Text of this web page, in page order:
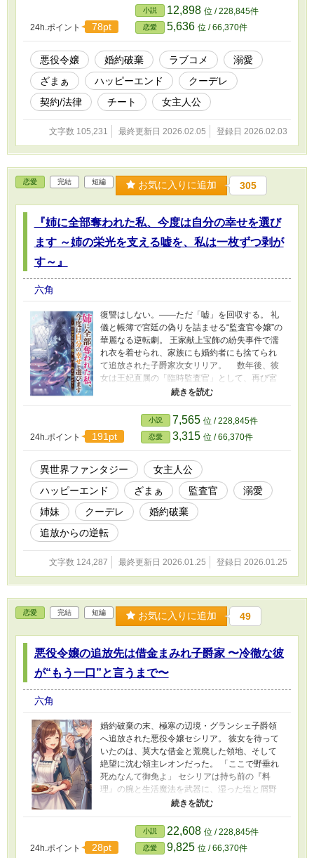
料請求へと切り替える彼女の前に現れたのは、
冷徹無比と恐れられる『氷の法務官』ヴァレリ
ウス。 彼はルシエルの規格外な明るさと強さに
興味を持ち（というか一目惚れし）、二人は
「契約」という名の最強タッグを組むことに。
神殿の不正、王太子の自爆、聖女候補の逆ギ
レ……次々と襲い来るトラブルを、ルシエルは
笑顔で、ヴァレリウスは法律と論理で叩き潰
す！ これは、自由になった元悪役令嬢が、不器
用なスパダリ法務官に溺愛されながら、契約と
法律で世界を救っちゃう、爽快ラブコメディ！
24h.ポイント 78pt
小説 12,898 位 / 228,845件
恋愛 5,636 位 / 66,370件
悪役令嬢 婚約破棄 ラブコメ
溺愛
ざまぁ
ハッピーエンド
クーデレ
契約/法律
チート 女主人公
文字数 105,231 最終更新日 2026.02.05 登録日 2026.02.03
恋愛 完結 短編 お気に入りに追加 305
『姉に全部奪われた私、今度は自分の幸せを選び
ます ～姉の栄光を支える嘘を、私は一枚ずつ剥が
す～』
六角
復讐はしない。——ただ「嘘」を回収する。 礼
儀と帳簿で宮廷の偽りを詰ませる“監査官令嬢”の
華麗なる逆転劇。 王家献上宝飾の紛失事件で濡
れ衣を着せられ、家族にも婚約者にも捨てられ
て追放された子爵家次女リリア。 数年後、彼
女は王妃直属の「臨時監査官」として、再び宮
廷の土を踏む。 そこで待っていたのは、「慈
女に心酔する愚かな貴族たち。しかし、姉の栄
光の裏には、横領、洗脳、そして国を揺るがす
「偽造魔石」の陰謀が隠されていた。 「復
讐？ いいえ、これは正当な監査です」 リリ
アは感情に流されず、帳簿と証拠、そして真実
を映す「プリズム」を武器に、姉が築き上げた
嘘の城を一枚ずつ剥がしていく。 孤立無援の
彼女を支えるのは、氷のように冷徹な宰相補佐
レオンハルトと、豪快な近衛騎士団長カミュ。
やがてリリアは、国中を巻き込んだ姉の洗脳
計画を打ち砕き、自分自身の幸せと、不器用な
宰相補佐からの溺愛を手に入れる——。
24h.ポイント 191pt
小説 7,565 位 / 228,845件
恋愛 3,315 位 / 66,370件
異世界ファンタジー
女主人公
ハッピーエンド
ざまぁ 監査官
溺愛
姉妹
クーデレ
婚約破棄
追放からの逆転
文字数 124,287 最終更新日 2026.01.25 登録日 2026.01.25
恋愛 完結 短編 お気に入りに追加 49
悪役令嬢の追放先は借金まみれ子爵家 〜冷徹な彼
が“もう一口”と言うまで〜
六角
婚約破棄の末、極寒の辺境・グランシェ子爵領
へ追放された悪役令嬢セシリア。 彼女を待って
いたのは、莫大な借金と荒廃した領地、そして
絶望に沈む領主レオンだった。 「ここで野垂れ
死ぬなんて御免よ」 セシリアは持ち前の『料
理』の腕と生活魔法を武器に、湿った塩と屑野
菜で領民の胃袋と心を掴み、領地改革（キッチ
王都から派遣された冷徹な会計監査官アーネス
トが現れ、領地の「非効率」を断罪。資産差し
押さえの危機が迫る。 「貴女の料理はただの餌
24h.ポイント 28pt
小説 22,608 位 / 228,845件
恋愛 9,825 位 / 66,370件